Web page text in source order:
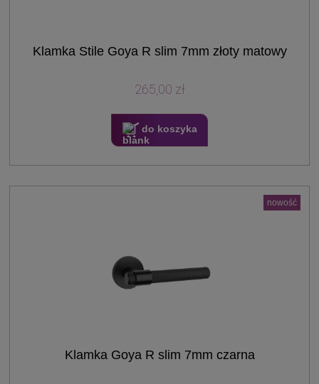
Klamka Stile Goya R slim 7mm złoty matowy
265,00 zł
do koszyka
Klamka Goya R slim 7mm czarna
nowość